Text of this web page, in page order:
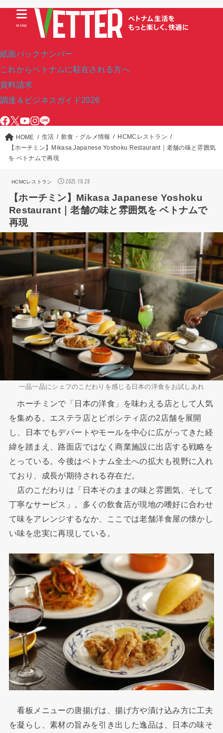
紙面バックナンバー
これからベトナムに駐在される方へ
資料請求
調達＆ビジネスガイド2026
MENU
HOME 生活 飲食・グルメ情報
HCMCレストラン
【ホーチミン】Mikasa Japanese Yoshoku Restaurant｜老舗の味と雰囲気
を ベトナムで再現
HCMCレストラン 2025.10.28
【ホーチミン】Mikasa Japanese Yoshoku
Restaurant｜老舗の味と雰囲気を ベトナムで
再現
一品一品にシェフのこだわりを感じる日本の洋食をお試しあれ
ホーチミンで「日本の洋食」を味わえる店として人気
を集める。エステラ店とビボシティ店の2店舗を展開
し、日本でもデパートやモールを中心に広がってきた経
緯を踏まえ、路面店ではなく商業施設に出店する戦略を
とっている。今後はベトナム全土への拡大も視野に入れ
ており、成長が期待される存在だ。
店のこだわりは「日本そのままの味と雰囲気、そして
丁寧なサービス」。多くの飲食店が現地の嗜好に合わせ
て味をアレンジするなか、ここでは老舗洋食屋の懐かし
い味を忠実に再現している。
看板メニューの唐揚げは、揚げ方や漬け込み方に工夫
を凝らし、素材の旨みを引き出した逸品は、日本の味そ